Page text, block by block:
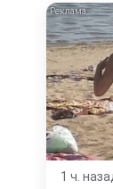
1 ч.